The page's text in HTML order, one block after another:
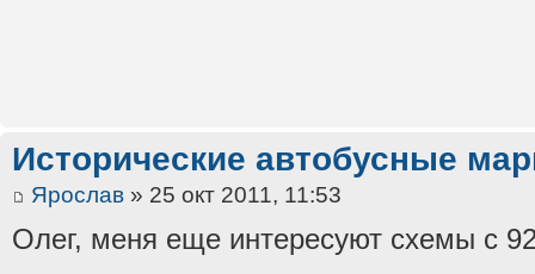
Исторические автобусные
Ярослав » 25 окт 2011, 11:53
Олег, меня еще интересуют схемы с